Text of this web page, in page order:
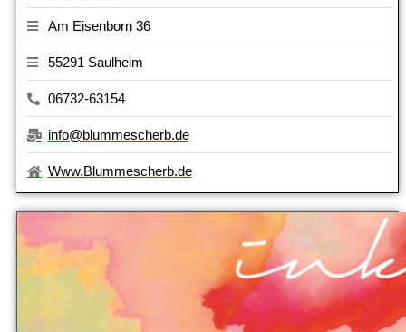
Am Eisenborn 36
55291 Saulheim
06732-63154
info@blummescherb.de
Www.Blummescherb.de